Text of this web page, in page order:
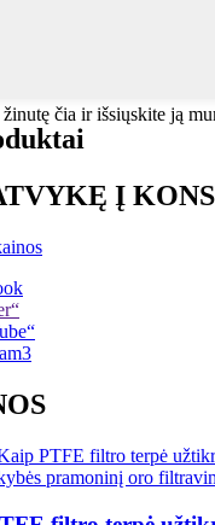
čia ir išsiųskite ją
Į